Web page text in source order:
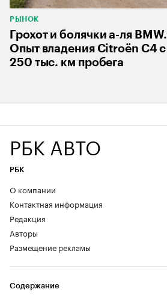
РЫНОК
Грохот и болячки а-ля BMW.
Опыт владения Citroёn C4 с
250 тыс. км пробега
РБК АВТО
РБК
О компании
Контактная информация
Редакция
Авторы
Размещение рекламы
Содержание